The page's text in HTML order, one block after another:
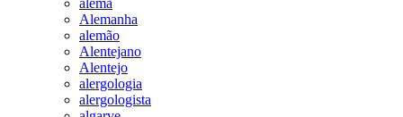
Alemanha
alemão
Alentejano
Alentejo
alergologia
alergologista